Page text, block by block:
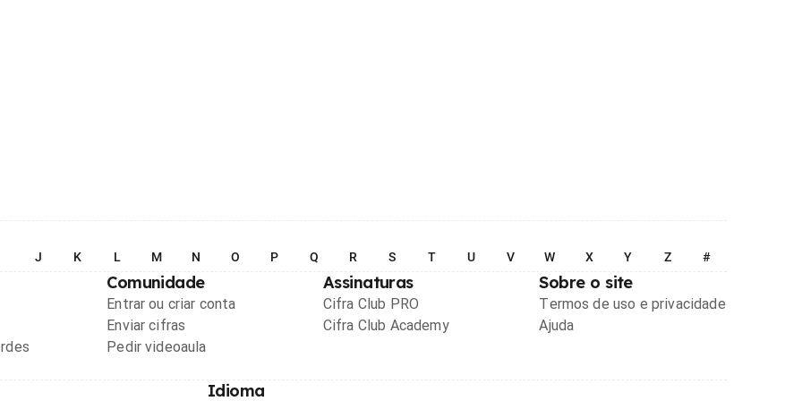
J K L M N O P Q R S T U V W X Y Z #
Comunidade
Entrar ou criar conta
Enviar cifras
Pedir videoaula
Assinaturas
Cifra Club PRO
Cifra Club Academy
Sobre o site
Termos de uso e privacidade
Ajuda
Idioma